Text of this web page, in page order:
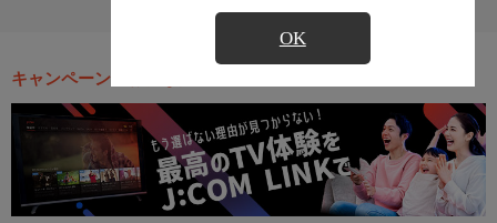
OK
キャンペーン・お得な情報